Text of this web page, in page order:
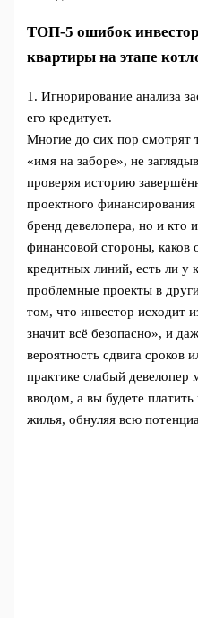
ТОП‑5 ошибок
квартиры на этапе
1. Игнорирование анализа
его кредитует.
Многие до сих пор смотрят
«имя на заборе», не
проверяя историю
проектного
бренд девелопера, но и кто
финансовой стороны,
кредитных линий, есть ли у
проблемные проекты в
том, что инвестор исходит
значит всё безопасно», и
вероятность сдвига сроков
практике слабый девелопер
вводом, а вы будете
жилья, обнуляя всю